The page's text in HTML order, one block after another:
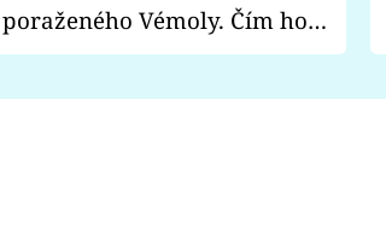
poraženého Vémoly. Čím ho
fanoušci naštvali?